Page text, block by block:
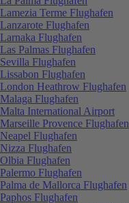
Lamezia Terme Flughafen
Lanzarote Flughafen
Larnaka Flughafen
Las Palmas Flughafen
Sevilla Flughafen
Lissabon Flughafen
London Heathrow Flughafen
Malaga Flughafen
Malta International Airport
Marseille Provence Flughafen
Neapel Flughafen
Nizza Flughafen
Olbia Flughafen
Palermo Flughafen
Palma de Mallorca Flughafen
Paphos Flughafen